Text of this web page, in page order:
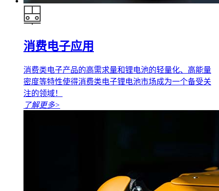
消费电子应用
消费类电子产品的高需求量和锂电池的轻量化、高能量
密度等特性使得消费类电子锂电池市场成为一个备受关
注的领域！
了解更多>